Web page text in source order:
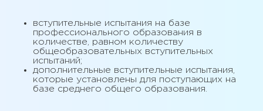
вступительные испытания на базе
профессионального образования в
количестве, равном количеству
общеобразовательных вступительных
испытаний;
дополнительные вступительные испытания,
которые установлены для поступающих на
базе среднего общего образования.